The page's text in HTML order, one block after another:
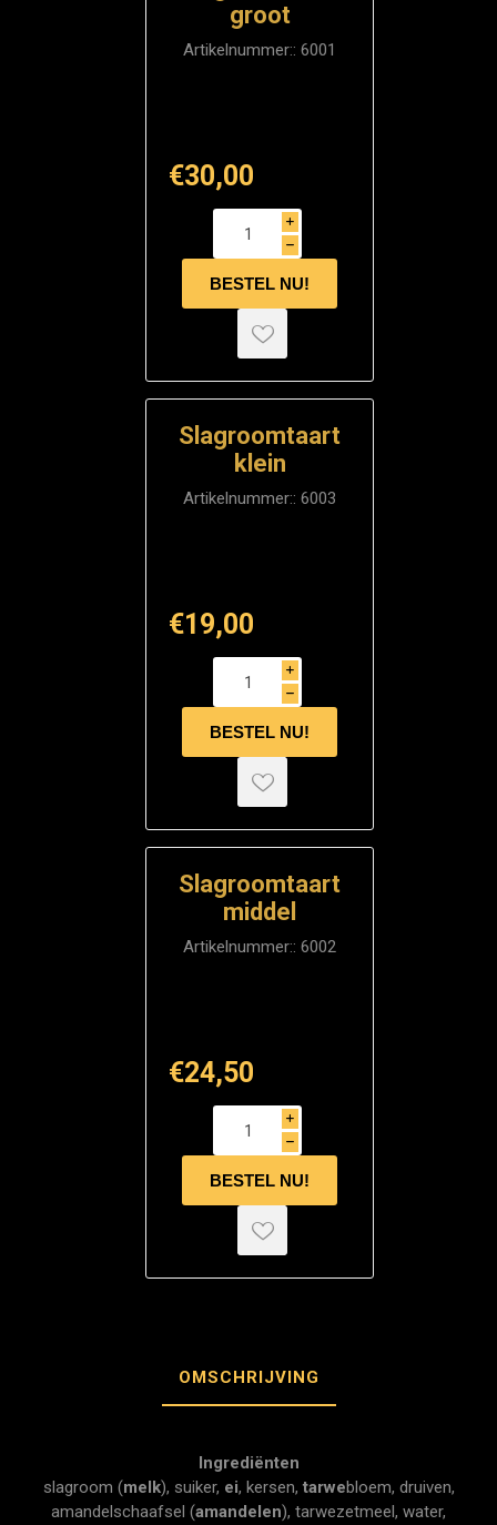
groot
Artikelnummer:: 6001
€30,00
i
h
Slagroomtaart
klein
Artikelnummer:: 6003
€19,00
i
h
Slagroomtaart
middel
Artikelnummer:: 6002
€24,50
i
h
OMSCHRIJVING
Ingrediënten
slagroom (melk), suiker, ei, kersen, tarwebloem, druiven,
amandelschaafsel (amandelen), tarwezetmeel, water,